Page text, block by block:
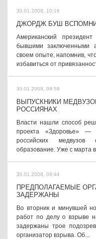
30.01.2008, 10:16
ДЖОРДЖ БУШ
Американский
бывшими заключенными
своем опыте, напомнив,
избавиться от
30.01.2008, 09:59
ВЫПУСКНИКИ
РОССИЯНАХ
Власти нашли способ
проекта «Здоровье» —
российских медвузов
образование. Уже с марта
30.01.2008, 09:44
ПРЕДПОЛАГАЕМЫЕ
ЗАДЕРЖАНЫ
Во вторник и минувшей
работ по делу о взрыве
задержаны трое
организатор взрыва. Об...